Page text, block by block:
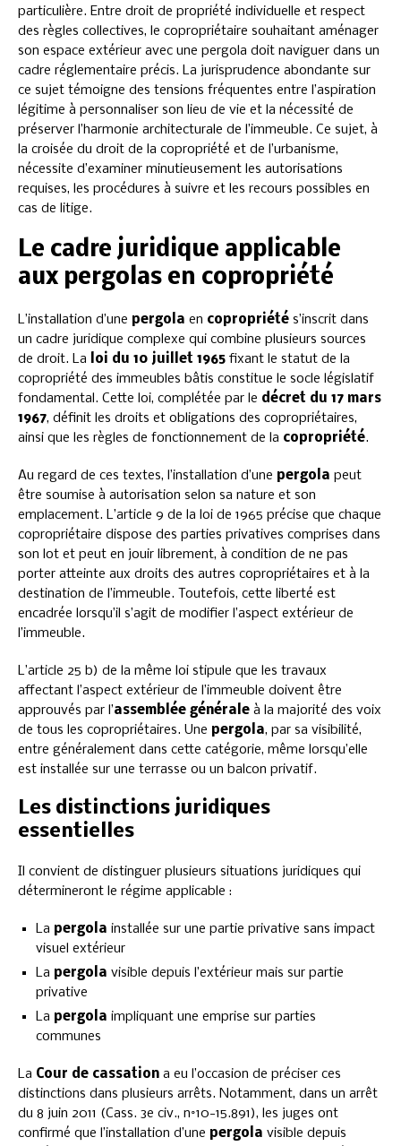
particulière. Entre droit de propriété individuelle et respect
des règles collectives, le copropriétaire souhaitant aménager
son espace extérieur avec une pergola doit naviguer dans un
cadre réglementaire précis. La jurisprudence abondante sur
ce sujet témoigne des tensions fréquentes entre l’aspiration
légitime à personnaliser son lieu de vie et la nécessité de
préserver l’harmonie architecturale de l’immeuble. Ce sujet, à
la croisée du droit de la copropriété et de l’urbanisme,
nécessite d’examiner minutieusement les autorisations
requises, les procédures à suivre et les recours possibles en
cas de litige.
Le cadre juridique applicable
aux pergolas en copropriété
L’installation d’une pergola en copropriété s’inscrit dans
un cadre juridique complexe qui combine plusieurs sources
de droit. La
loi du 10 juillet 1965 fixant le statut de la
copropriété des immeubles bâtis constitue le socle législatif
fondamental. Cette loi, complétée par le décret du 17 mars
1967, définit les droits et obligations des copropriétaires,
ainsi que les règles de fonctionnement de la copropriété.
Au regard de ces textes, l’installation d’une pergola peut
être soumise à autorisation selon sa nature et son
emplacement. L’article 9 de la loi de 1965 précise que chaque
copropriétaire dispose des parties privatives comprises dans
son lot et peut en jouir librement, à condition de ne pas
porter atteinte aux droits des autres copropriétaires et à la
destination de l’immeuble. Toutefois, cette liberté est
encadrée lorsqu’il s’agit de modifier l’aspect extérieur de
l’immeuble.
L’article 25 b) de la même loi stipule que les travaux
affectant l’aspect extérieur de l’immeuble doivent être
approuvés par l’assemblée générale à la majorité des voix
de tous les copropriétaires. Une pergola, par sa visibilité,
entre généralement dans cette catégorie, même lorsqu’elle
est installée sur une terrasse ou un balcon privatif.
Les distinctions juridiques
essentielles
Il convient de distinguer plusieurs situations juridiques qui
détermineront le régime applicable :
La pergola installée sur une partie privative sans impact
visuel extérieur
La pergola visible depuis l’extérieur mais sur partie
privative
La pergola impliquant une emprise sur parties
communes
La Cour de cassation a eu l’occasion de préciser ces
distinctions dans plusieurs arrêts. Notamment, dans un arrêt
du 8 juin 2011 (Cass. 3e civ., n°10-15.891), les juges ont
confirmé que l’installation d’une pergola visible depuis